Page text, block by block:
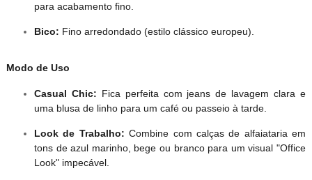
para acabamento fino.
Bico: Fino arredondado (estilo clássico europeu).
Modo de Uso
Casual Chic: Fica perfeita com jeans de lavagem clara e
uma blusa de linho para um café ou passeio à tarde.
Look de Trabalho: Combine com calças de alfaiataria em
tons de azul marinho, bege ou branco para um visual "Office
Look" impecável.